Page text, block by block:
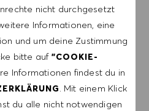
nicht durchgesetzt
Informationen, eine
und um deine Zustimmung
bitte auf "COOKIE-
Informationen findest du in
. Mit einem Klick
du alle nicht notwendigen